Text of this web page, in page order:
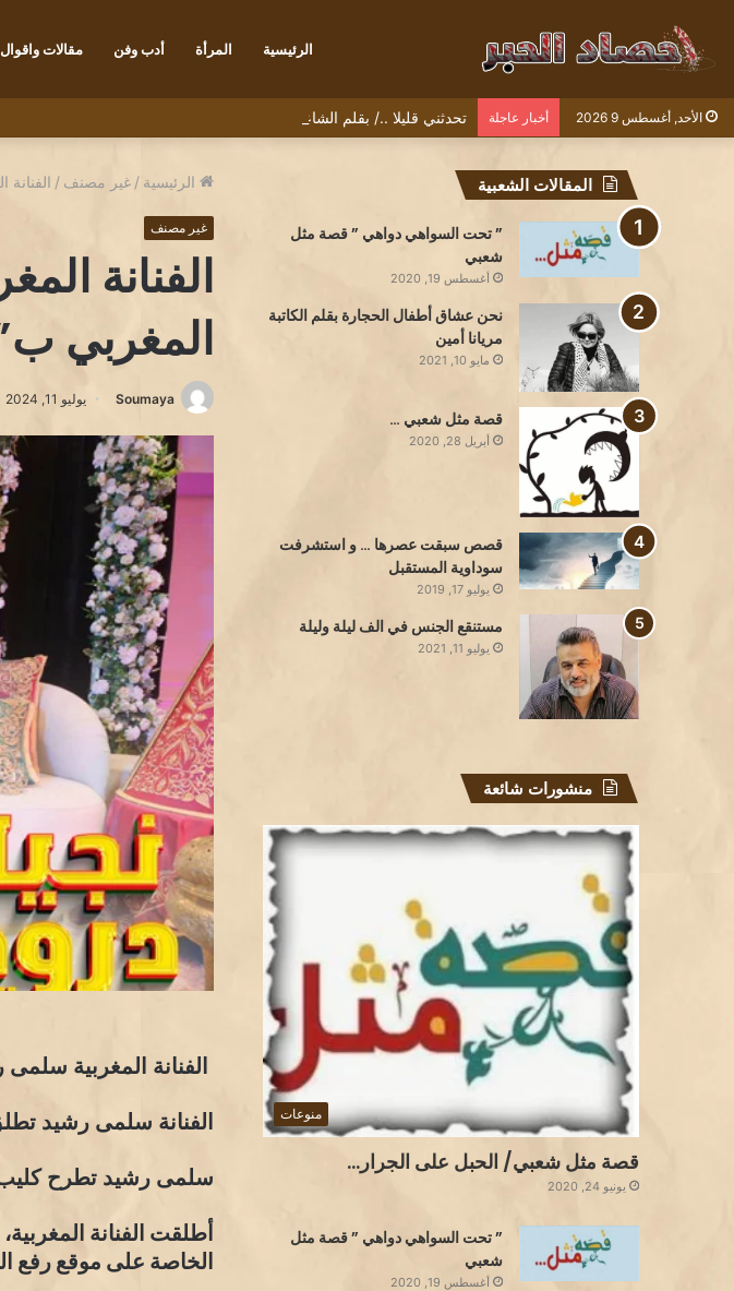
الرئيسية المرأة أدب وفن مقالات
الأحد, أغسطس 9 2026 أخبار عاجلة تحدثني قليلا ../ بقلم الشاعرة سمية تكجي
الرئيسية / غير مصنف /
غير مصنف
الفنانة
المغربي
Soumaya يوليو 11, 2024
الفنانة المغربية
الفنانة سلمى رشيد
سلمى رشيد تطرح كليب
أطلقت الفنانة
الخاصة على موقع رفع
المقالات الشعبية
” تحت السواهي دواهي ” قصة مثل
شعبي
أغسطس 19, 2020
نحن عشاق أطفال الحجارة بقلم الكاتبة
مريانا أمين
مايو 10, 2021
قصة مثل شعبي …
أبريل 28, 2020
قصص سبقت عصرها … و استشرفت
سوداوية المستقبل
يوليو 17, 2019
مستنقع الجنس في الف ليلة وليلة
يوليو 11, 2021
منشورات شائعة
منوعات
قصة مثل شعبي/ الحبل على الجرار…
يونيو 24, 2020
” تحت السواهي دواهي ” قصة مثل
شعبي
أغسطس 19, 2020